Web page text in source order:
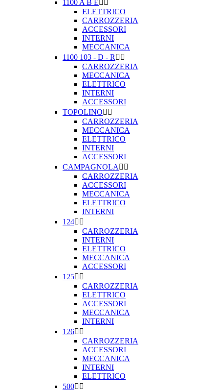
1100 A B E 
ELETTRICO
CARROZZERIA
ACCESSORI
INTERNI
MECCANICA
1100 103 - D - R  
CARROZZERIA
MECCANICA
ELETTRICO
INTERNI
ACCESSORI
TOPOLINO 
CARROZZERIA
MECCANICA
ELETTRICO
INTERNI
ACCESSORI
CAMPAGNOLA  
CARROZZERIA
ACCESSORI
MECCANICA
ELETTRICO
INTERNI
124 
CARROZZERIA
INTERNI
ELETTRICO
MECCANICA
ACCESSORI
125 
CARROZZERIA
ELETTRICO
ACCESSORI
MECCANICA
INTERNI
126 
CARROZZERIA
ACCESSORI
MECCANICA
INTERNI
ELETTRICO
500 